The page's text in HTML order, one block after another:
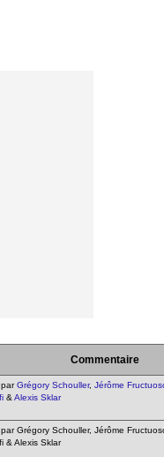
Commentaire
parGrégory Schouller, Jérôme
& Alexis Sklar
Grégory Schouller, Jérôme
& Alexis Sklar